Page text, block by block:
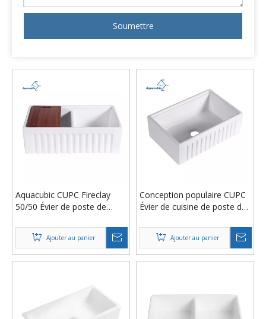
Soumettre
Aquacubic CUPC Fireclay
50/50 Évier de poste de
cuve avec accessoires
Ajouter au panier
Conception populaire CUPC
Évier de cuisine de poste de
solide en céramique blanche
de grande taille de 33
pouces
Ajouter au panier